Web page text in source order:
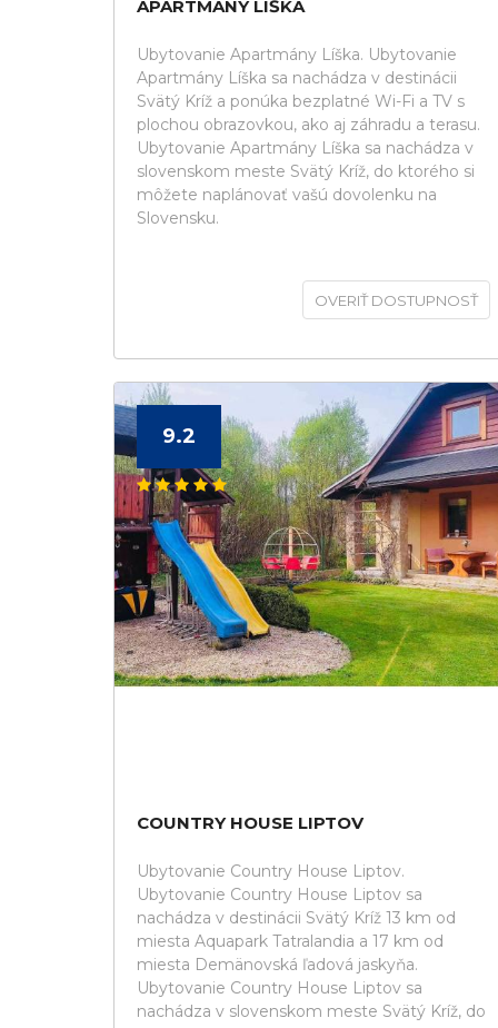
APARTMÁNY LÍŠKA
Ubytovanie Apartmány Líška. Ubytovanie
Apartmány Líška sa nachádza v destinácii
Svätý Kríž a ponúka bezplatné Wi-Fi a TV s
plochou obrazovkou, ako aj záhradu a terasu.
Ubytovanie Apartmány Líška sa nachádza v
slovenskom meste Svätý Kríž, do ktorého si
môžete naplánovať vašú dovolenku na
Slovensku.
OVERIŤ DOSTUPNOSŤ
9.2
COUNTRY HOUSE LIPTOV
Ubytovanie Country House Liptov.
Ubytovanie Country House Liptov sa
nachádza v destinácii Svätý Kríž 13 km od
miesta Aquapark Tatralandia a 17 km od
miesta Demänovská ľadová jaskyňa.
Ubytovanie Country House Liptov sa
nachádza v slovenskom meste Svätý Kríž, do